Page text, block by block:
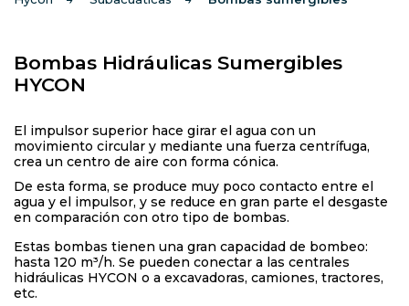
Bombas Hidráulicas Sumergibles
HYCON
El impulsor superior hace girar el agua con un
movimiento circular y mediante una fuerza centrífuga,
crea un centro de aire con forma cónica.
De esta forma, se produce muy poco contacto entre el
agua y el impulsor, y se reduce en gran parte el desgaste
en comparación con otro tipo de bombas.
Estas bombas tienen una gran capacidad de bombeo:
hasta 120 m³/h. Se pueden conectar a las centrales
hidráulicas HYCON o a excavadoras, camiones, tractores,
etc.